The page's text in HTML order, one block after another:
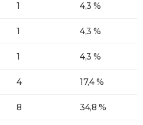
1 4,3 %
1 4,3 %
1 4,3 %
4 17,4 %
8 34,8 %